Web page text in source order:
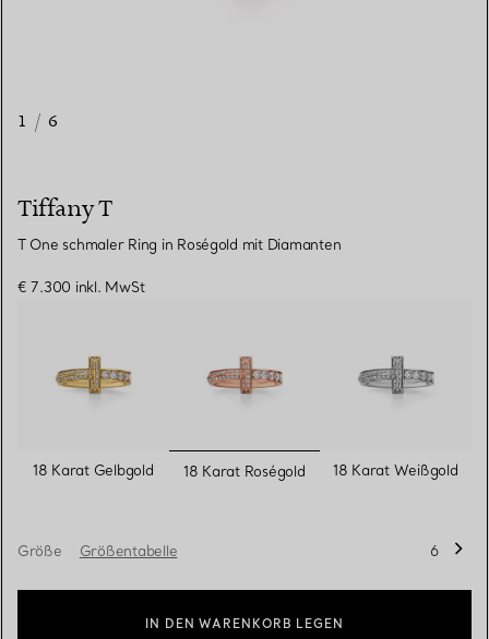
1 / 6
Tiffany T
T One schmaler Ring in Roségold mit Diamanten
€ 7.300 inkl. MwSt
18 Karat Gelbgold ausgewählt
18 Karat Roségold 18 Karat Weißgold
Größe Größentabelle 6
IN DEN WARENKORB LEGEN